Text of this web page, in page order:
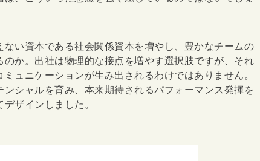
い資本である社会関係資本を増やし、豊かなチームの
か。出社は物理的な接点を増やす選択肢ですが、それ
ュニケーションが生み出されるわけではありません。
シャルを育み、本来期待されるパフォーマンス発揮を
ザインしました。